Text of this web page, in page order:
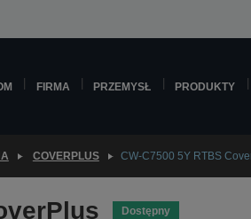
FIRMA PRZEMYSŁ PRODUKTY
COVERPLUS CW-C7500 5Y RTBS
Dostępny